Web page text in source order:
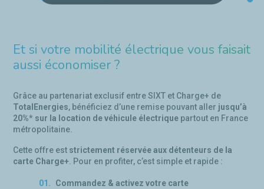
Et si votre mobilité électrique vous faisait
aussi économiser ?
Grâce au partenariat exclusif entre SIXT et Charge+ de
TotalEnergies, bénéficiez d’une remise pouvant aller jusqu’à
20%* sur la location de véhicule électrique partout en France
métropolitaine.
Cette offre est strictement réservée aux détenteurs de la
carte Charge+. Pour en profiter, c’est simple et rapide :
Commandez & activez votre carte